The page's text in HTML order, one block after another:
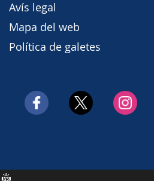
Avís legal
Mapa del web
Política de galetes